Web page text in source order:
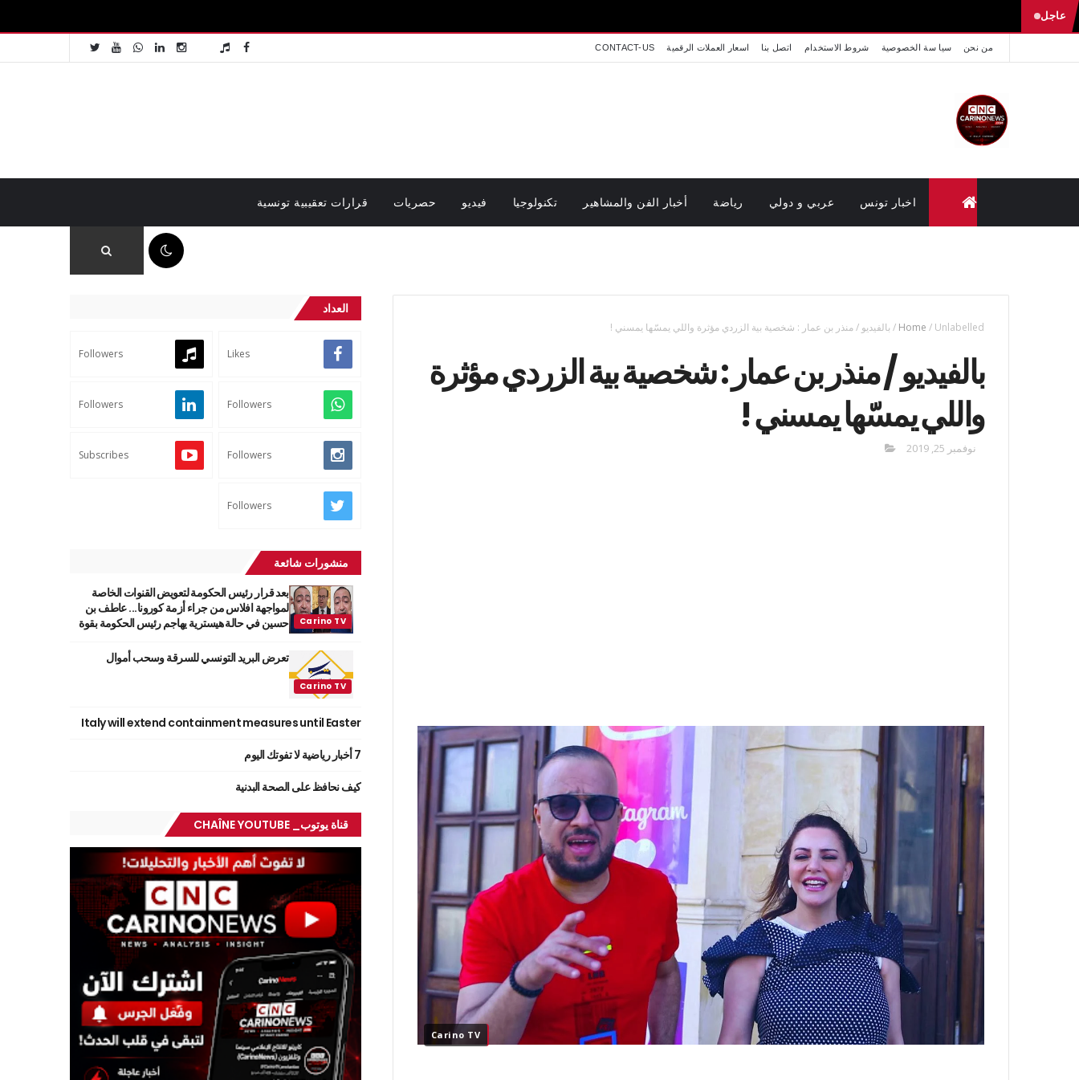
عاجل
من نحن سيا سة الخصوصية شروط الاستخدام اتصل بنا اسعار العملات الرقمية CONTACT-US
اخبار تونس عربي و دولي رياضة أخبار الفن والمشاهير تكنولوجيا فيديو حصريات قرارات تعقيبية تونسية
Home / Unlabelled
/ بالفيديو / منذر بن عمار : شخصية بية الزردي مؤثرة واللي يمسّها يمسني !
بالفيديو / منذر بن عمار : شخصية بية الزردي مؤثرة
واللي يمسّها يمسني !
نوفمبر 25, 2019
Carino TV
العداد
Likes
Followers
Followers
Followers
Followers
Subscribes
Followers
منشورات شائعة
بعد قرار رئيس الحكومة لتعويض القنوات الخاصة
لمواجهة افلاس من جراء أزمة كورونا... عاطف بن
حسين في حالة هيسترية يهاجم رئيس الحكومة بقوة
تعرض البريد التونسي للسرقة وسحب أموال
Italy will extend containment measures until Easter
7 أخبار رياضية لا تفوتك اليوم
كيف نحافظ على الصحة البدنية
قناة يوتوب_ CHAÎNE YOUTUBE